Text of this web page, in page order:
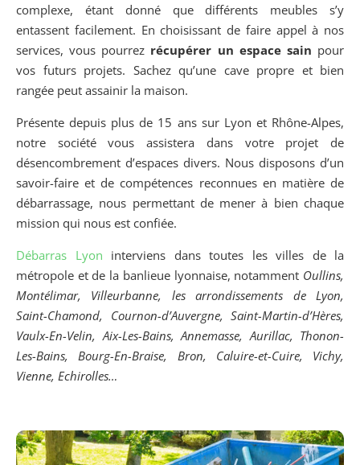
complexe, étant donné que différents meubles s’y
entassent facilement. En choisissant de faire appel à nos
services, vous pourrez récupérer un espace sain pour
vos futurs projets. Sachez qu’une cave propre et bien
rangée peut assainir la maison.
Présente depuis plus de 15 ans sur Lyon et Rhône-Alpes,
notre société vous assistera dans votre projet de
désencombrement d’espaces divers. Nous disposons d’un
savoir-faire et de compétences reconnues en matière de
débarrassage, nous permettant de mener à bien chaque
mission qui nous est confiée.
Débarras Lyon interviens dans toutes les villes de la
métropole et de la banlieue lyonnaise, notamment Oullins,
Montélimar, Villeurbanne, les arrondissements de Lyon,
Saint-Chamond, Cournon-d’Auvergne, Saint-Martin-d’Hères,
Vaulx-En-Velin, Aix-Les-Bains, Annemasse, Aurillac, Thonon-
Les-Bains, Bourg-En-Braise, Bron, Caluire-et-Cuire, Vichy,
Vienne, Echirolles…